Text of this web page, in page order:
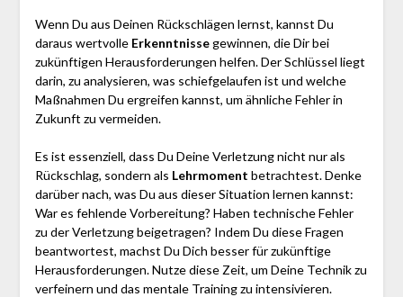
Wenn Du aus Deinen Rückschlägen lernst, kannst Du
daraus wertvolle Erkenntnissegewinnen, die Dir bei
zukünftigen Herausforderungen helfen. Der Schlüssel liegt
darin, zu analysieren, was schiefgelaufen ist und welche
Maßnahmen Du ergreifen kannst, um ähnliche Fehler in
Zukunft zu vermeiden.
Es ist essenziell, dass Du Deine Verletzung nicht nur als
Rückschlag, sondern als Lehrmoment betrachtest. Denke
darüber nach, was Du aus dieser Situation lernen kannst:
War es fehlende Vorbereitung? Haben technische Fehler
zu der Verletzung beigetragen? Indem Du diese Fragen
beantwortest, machst Du Dich besser für zukünftige
Herausforderungen. Nutze diese Zeit, um Deine Technik zu
verfeinern und das mentale Training zu intensivieren.